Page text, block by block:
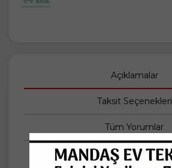
Açıklamalar
Taksit Seçenekleri
Tüm Yorumlar
Lüks Güpürlü Masa Örtüsü